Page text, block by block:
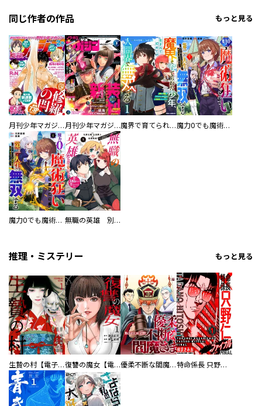
同じ作者の作品 もっと見る
月刊少年マガジン 月刊少年マガジンＲ 魔界で育てられた少年、生まれて初めての人間界で無双する～魔界の常識で生きてたら、気付けば人類最強になっていた～ 魔力0でも魔術狂いだったので、第二の人生では無双する～俺だけ知っている魔術知識で極大魔法をぶっ放す～
魔力0でも魔術狂いだったので、第二の人生では無双する～俺だけ知っている魔術知識で極大魔法をぶっ放す～【分冊版】 無職の英雄 別にスキルなんか要らなかったんだが-才能ゼロの成り上がり-
推理・ミステリー もっと見る
生贄の村【電子単行本版】 復讐の魔女【電子単行本版】 優柔不断な閻魔さま 特命係長 只野仁ファイナル 愛蔵版